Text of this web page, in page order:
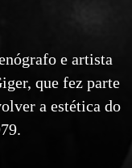
e artista
que fez parte
a estética do